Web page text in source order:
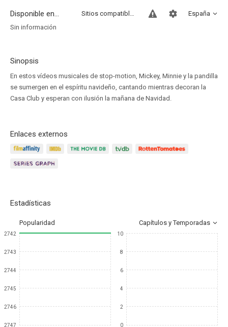
Disponible en... España
Sitios compatibles
Sin información
Sinopsis
En estos vídeos musicales de stop-motion, Mickey, Minnie y la pandilla
se sumergen en el espíritu navideño, cantando mientras decoran la
Casa Club y esperan con ilusión la mañana de Navidad.
Enlaces externos
Estadísticas
Popularidad Capítulos y Temporadas
2742
2743
2744
2745
2746
2747
10
8
6
4
2
0